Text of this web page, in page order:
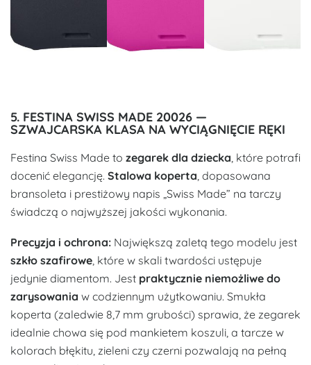
5. FESTINA SWISS MADE 20026 —
SZWAJCARSKA KLASA NA WYCIĄGNIĘCIE RĘKI
Festina Swiss Made to zegarek dla dziecka , które potrafi
docenić elegancję. Stalowa koperta , dopasowana
bransoleta i prestiżowy napis „Swiss Made” na tarczy
świadczą o najwyższej jakości wykonania.
Precyzja i ochrona: Największą zaletą tego modelu jest
szkło szafirowe , które w skali twardości ustępuje
jedynie diamentom. Jest praktycznie niemożliwe do
zarysowania w codziennym użytkowaniu. Smukła
koperta (zaledwie 8,7 mm grubości) sprawia, że zegarek
idealnie chowa się pod mankietem koszuli, a tarcze w
kolorach błękitu, zieleni czy czerni pozwalają na pełną